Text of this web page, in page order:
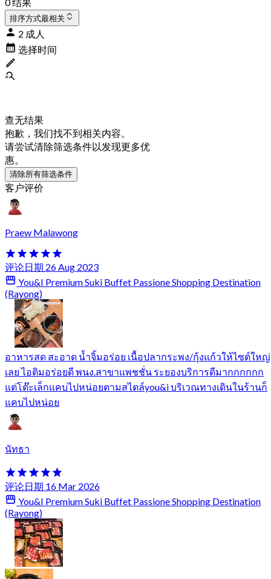
0 结果
排序方式最相关
2 成人
选择时间
查无结果
抱歉，我们找不到相关内容。
请尝试清除筛选条件以发现更多优
惠。
清除所有筛选条件
客户评价
Praew Malawong
评论日期 26 Aug 2023
You&I Premium Suki Buffet Passione Shopping Destination
(Rayong)
อาหารสด สะอาด น้ำจิ้มอร่อย เนื้อปลากระพง/กุ้งแก้วให้ไซต์ใหญ่
เลย ไอติมอร่อยดี พนง.สาขาแพชชั่น ระยองบริการดีมากกกกกก
แต่โต๊ะเล็กแคบไปหน่อยตามสไตล์you&i บริเวณทางเดินในร้านก็
แคบไปหน่อย
นัทธา
评论日期 16 Mar 2026
You&I Premium Suki Buffet Passione Shopping Destination
(Rayong)